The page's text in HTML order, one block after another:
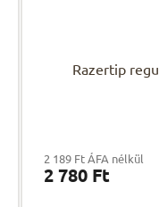
Razertip
2 189 Ft ÁFA nélkül
2 780 Ft